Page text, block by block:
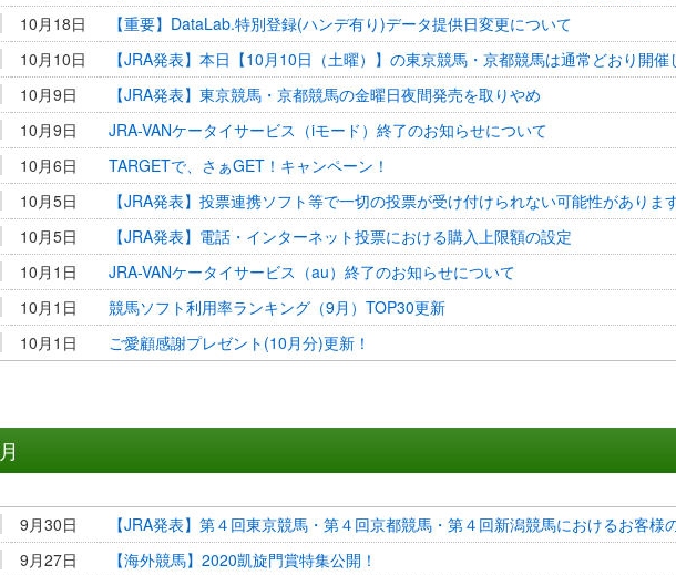
10月18日 【重要】DataLab.特別登録(ハンデ有り)データ提供日変更について
10月10日 【JRA発表】本日【10月10日（土曜）】の東京競馬・京都競馬は通常どおり開催
10月9日 【JRA発表】東京競馬・京都競馬の金曜日夜間発売を取りやめ
10月9日 JRA-VANケータイサービス（iモード）終了のお知らせについて
10月6日 TARGETで、さぁGET！キャンペーン！
10月5日 【JRA発表】投票連携ソフト等で一切の投票が受け付けられない可能性がありま
10月5日 【JRA発表】電話・インターネット投票における購入上限額の設定
10月1日 JRA-VANケータイサービス（au）終了のお知らせについて
10月1日 競馬ソフト利用率ランキング（9月）TOP30更新
10月1日 ご愛顧感謝プレゼント(10月分)更新！
9月30日 【JRA発表】第４回東京競馬・第４回京都競馬・第４回新潟競馬におけるお客様
9月27日 【海外競馬】2020凱旋門賞特集公開！